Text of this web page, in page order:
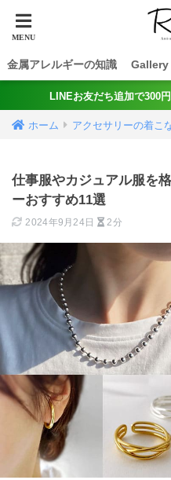
金属アレルギーの知識 Gallery
LINEお友だち追加で300
ホーム アクセサリーの着こ
仕事服やカジュアル服を
ーおすすめ11選
2024年9月24日 2分